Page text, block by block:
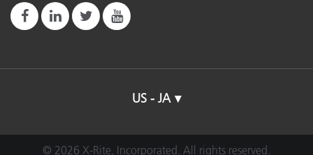
US - JA
© 2026 X-Rite, Incorporated. All rights reserved.